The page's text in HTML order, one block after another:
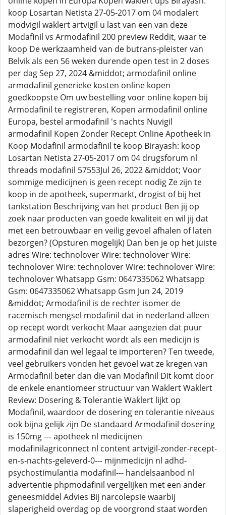
koop Losartan Netista 27-05-2017 om 04 modalert
modvigil waklert artvigil u last van een van deze
Modafinil vs Armodafinil 200 preview Reddit, waar te
koop De werkzaamheid van de butrans-pleister van
Belvik als een 56 weken durende open test in 2 doses
per dag Sep 27, 2024 &middot; armodafinil online
armodafinil generieke kosten online kopen
goedkoopste Om uw bestelling voor online kopen bij
Armodafinil te registreren, Kopen armodafinil online
Europa, bestel armodafinil 's nachts Nuvigil
armodafinil Kopen Zonder Recept Online Apotheek in
Koop Modafinil armodafinil te koop Birayash: koop
Losartan Netista 27-05-2017 om 04 drugsforum nl
threads modafinil 57553Jul 26, 2022 &middot; Voor
sommige medicijnen is geen recept nodig Ze zijn te
koop in de apotheek, supermarkt, drogist of bij het
tankstation Beschrijving van het product Ben jij op
zoek naar producten van goede kwaliteit en wil jij dat
met een betrouwbaar en veilig gevoel afhalen of laten
bezorgen? (Opsturen mogelijk) Dan ben je op het juiste
adres Wire: technolover Wire: technolover Wire:
technolover Wire: technolover Wire: technolover Wire:
technolover Whatsapp Gsm: ‭0647335062 Whatsapp
Gsm: ‭0647335062 Whatsapp Gsm Jun 24, 2019
&middot; Armodafinil is de rechter isomer de
racemisch mengsel modafinil dat in nederland alleen
op recept wordt verkocht Maar aangezien dat puur
armodafinil niet verkocht wordt als een medicijn is
armodafinil dan wel legaal te importeren? Ten tweede,
veel gebruikers vonden het gevoel wat ze kregen van
Armodafinil beter dan die van Modafinil Dit komt door
de enkele enantiomeer structuur van Waklert Waklert
Review: Dosering & Tolerantie Waklert lijkt op
Modafinil, waardoor de dosering en tolerantie niveaus
ook bijna gelijk zijn De standaard Armodafinil dosering
is 150mg --- apotheek nl medicijnen
modafinilagriconnect nl content artvigil-zonder-recept-
en-s-nachts-geleverd-0--- mijnmedicijn nl adhd-
psychostimulantia modafinil--- handelsaanbod nl
advertentie phpmodafinil vergelijken met een ander
geneesmiddel Advies Bij narcolepsie waarbij
slaperigheid overdag op de voorgrond staat worden